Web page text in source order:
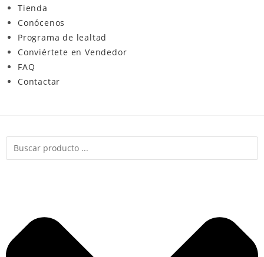
Tienda
Conócenos
Programa de lealtad
Conviértete en Vendedor
FAQ
Contactar